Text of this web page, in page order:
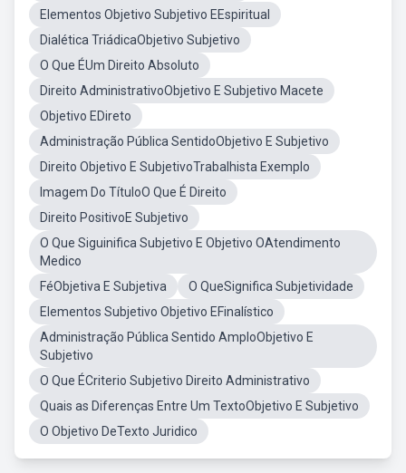
Elementos Objetivo Subjetivo EEspiritual
Dialética TriádicaObjetivo Subjetivo
O Que ÉUm Direito Absoluto
Direito AdministrativoObjetivo E Subjetivo Macete
Objetivo EDireto
Administração Pública SentidoObjetivo E Subjetivo
Direito Objetivo E SubjetivoTrabalhista Exemplo
Imagem Do TítuloO Que É Direito
Direito PositivoE Subjetivo
O Que Siguinifica Subjetivo E Objetivo OAtendimento
Medico
FéObjetiva E Subjetiva
O QueSignifica Subjetividade
Elementos Subjetivo Objetivo EFinalístico
Administração Pública Sentido AmploObjetivo E
Subjetivo
O Que ÉCriterio Subjetivo Direito Administrativo
Quais as Diferenças Entre Um TextoObjetivo E Subjetivo
O Objetivo DeTexto Juridico